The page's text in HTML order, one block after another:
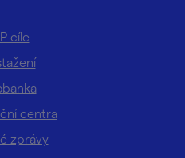
cíle
centra
zprávy